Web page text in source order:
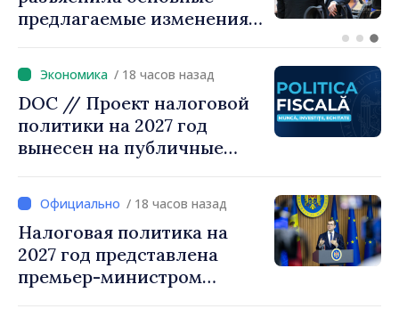
разговор с болгарским
/ 18 часов назад
DOC // Проект налоговой
политики на 2027 год
вынесен на публичные
/ 18 часов назад
Налоговая политика на
2027 год представлена
премьер-министром